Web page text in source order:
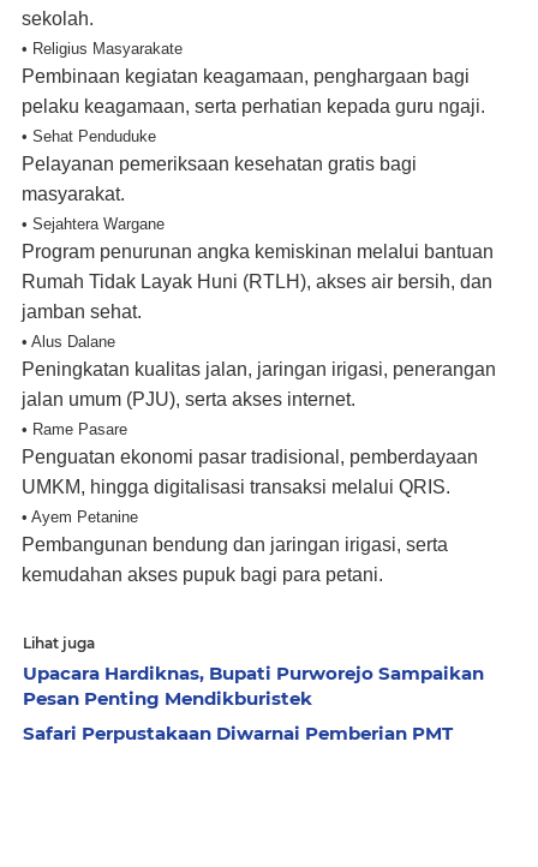
sekolah.
• Religius Masyarakate
Pembinaan kegiatan keagamaan, penghargaan bagi
pelaku keagamaan, serta perhatian kepada guru ngaji.
• Sehat Penduduke
Pelayanan pemeriksaan kesehatan gratis bagi
masyarakat.
• Sejahtera Wargane
Program penurunan angka kemiskinan melalui bantuan
Rumah Tidak Layak Huni (RTLH), akses air bersih, dan
jamban sehat.
• Alus Dalane
Peningkatan kualitas jalan, jaringan irigasi, penerangan
jalan umum (PJU), serta akses internet.
• Rame Pasare
Penguatan ekonomi pasar tradisional, pemberdayaan
UMKM, hingga digitalisasi transaksi melalui QRIS.
• Ayem Petanine
Pembangunan bendung dan jaringan irigasi, serta
kemudahan akses pupuk bagi para petani.
Lihat juga
Upacara Hardiknas, Bupati Purworejo Sampaikan
Pesan Penting Mendikburistek
Safari Perpustakaan Diwarnai Pemberian PMT